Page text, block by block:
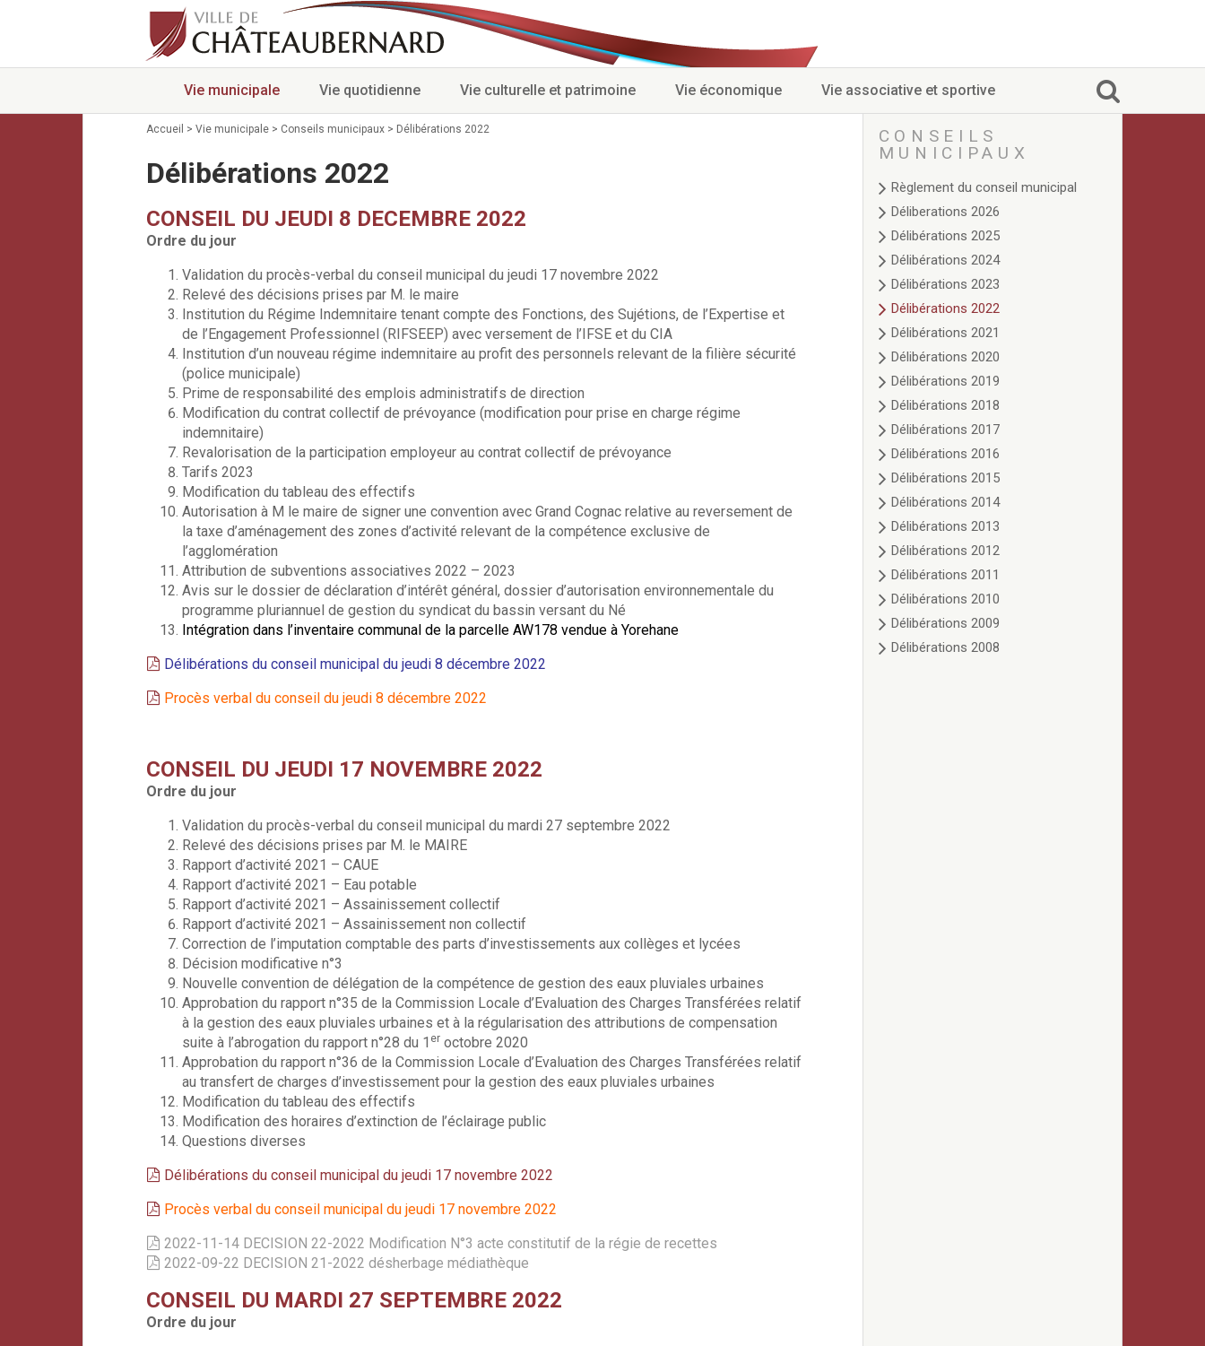
Vie municipale Vie quotidienne Vie culturelle et patrimoine Vie économique Vie associative et sportive
Accueil > Vie municipale > Conseils municipaux > Délibérations 2022
Délibérations 2022
CONSEIL DU JEUDI 8 DECEMBRE 2022
Ordre du jour
Validation du procès-verbal du conseil municipal du jeudi 17 novembre 2022
Relevé des décisions prises par M. le maire
Institution du Régime Indemnitaire tenant compte des Fonctions, des Sujétions, de l’Expertise et
de l’Engagement Professionnel (RIFSEEP) avec versement de l’IFSE et du CIA
Institution d’un nouveau régime indemnitaire au profit des personnels relevant de la filière sécurité
(police municipale)
Prime de responsabilité des emplois administratifs de direction
Modification du contrat collectif de prévoyance (modification pour prise en charge régime
indemnitaire)
Revalorisation de la participation employeur au contrat collectif de prévoyance
Tarifs 2023
Modification du tableau des effectifs
Autorisation à M le maire de signer une convention avec Grand Cognac relative au reversement de
la taxe d’aménagement des zones d’activité relevant de la compétence exclusive de
l’agglomération
Attribution de subventions associatives 2022 – 2023
Avis sur le dossier de déclaration d’intérêt général, dossier d’autorisation environnementale du
programme pluriannuel de gestion du syndicat du bassin versant du Né
Intégration dans l’inventaire communal de la parcelle AW178 vendue à Yorehane
Délibérations du conseil municipal du jeudi 8 décembre 2022
Procès verbal du conseil du jeudi 8 décembre 2022
CONSEIL DU JEUDI 17 NOVEMBRE 2022
Ordre du jour
Validation du procès-verbal du conseil municipal du mardi 27 septembre 2022
Relevé des décisions prises par M. le MAIRE
Rapport d’activité 2021 – CAUE
Rapport d’activité 2021 – Eau potable
Rapport d’activité 2021 – Assainissement collectif
Rapport d’activité 2021 – Assainissement non collectif
Correction de l’imputation comptable des parts d’investissements aux collèges et lycées
Décision modificative n°3
Nouvelle convention de délégation de la compétence de gestion des eaux pluviales urbaines
Approbation du rapport n°35 de la Commission Locale d’Evaluation des Charges Transférées relatif
à la gestion des eaux pluviales urbaines et à la régularisation des attributions de compensation
suite à l’abrogation du rapport n°28 du 1 er octobre 2020
Approbation du rapport n°36 de la Commission Locale d’Evaluation des Charges Transférées relatif
au transfert de charges d’investissement pour la gestion des eaux pluviales urbaines
Modification du tableau des effectifs
Modification des horaires d’extinction de l’éclairage public
Questions diverses
Délibérations du conseil municipal du jeudi 17 novembre 2022
Procès verbal du conseil municipal du jeudi 17 novembre 2022
2022-11-14 DECISION 22-2022 Modification N°3 acte constitutif de la régie de recettes
2022-09-22 DECISION 21-2022 désherbage médiathèque
CONSEIL DU MARDI 27 SEPTEMBRE 2022
Ordre du jour
CONSEILS
MUNICIPAUX
Règlement du conseil municipal
Déliberations 2026
Délibérations 2025
Délibérations 2024
Délibérations 2023
Délibérations 2022
Délibérations 2021
Délibérations 2020
Délibérations 2019
Délibérations 2018
Délibérations 2017
Délibérations 2016
Délibérations 2015
Délibérations 2014
Délibérations 2013
Délibérations 2012
Délibérations 2011
Délibérations 2010
Délibérations 2009
Délibérations 2008